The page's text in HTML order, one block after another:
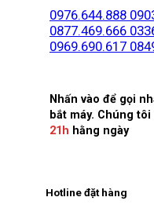
0976.644.888
0877.469.666
0969.690.617
Nhấn vào để gọi
bắt máy. Chúng
21h hằng ngày
Hotline đặt hàng